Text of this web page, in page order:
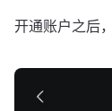
开通账户之后